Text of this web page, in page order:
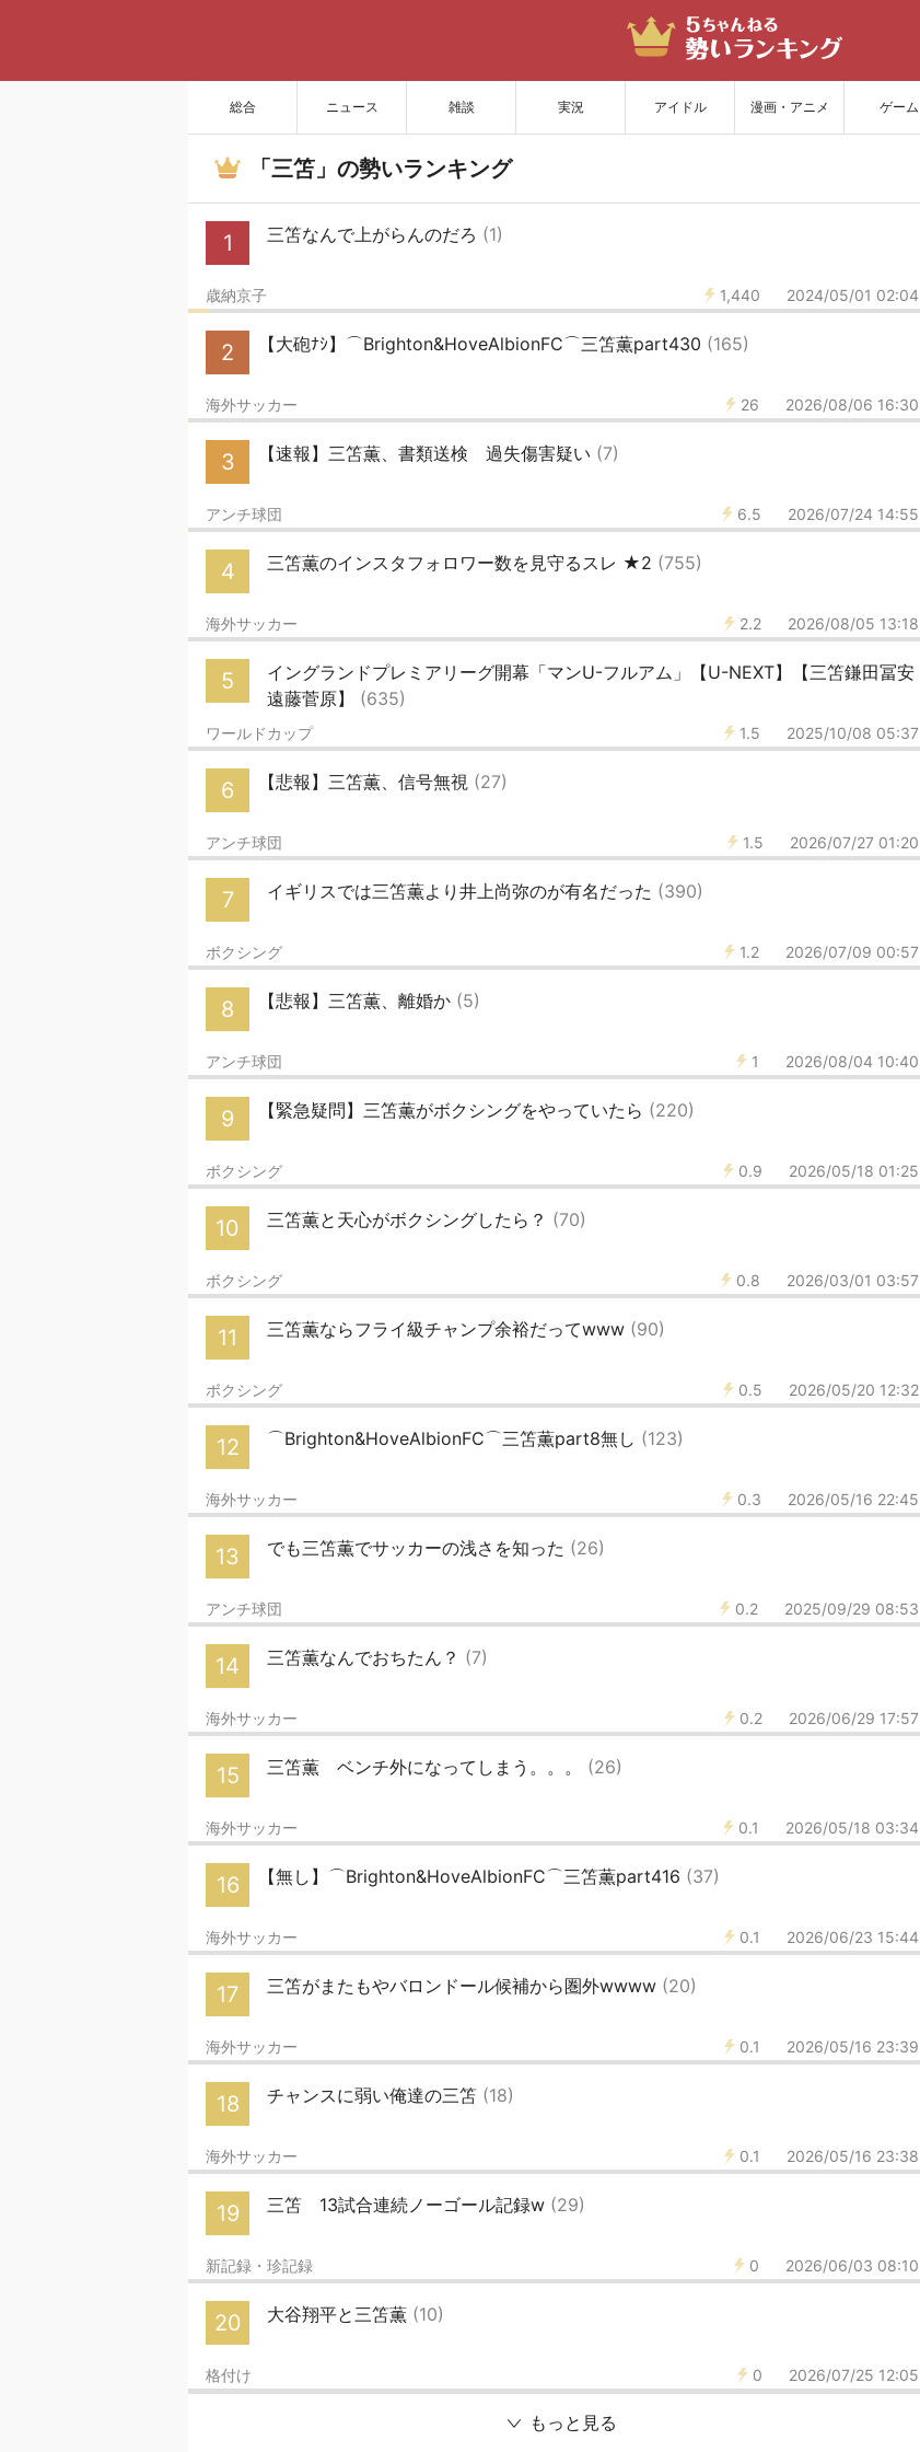
総合 ニュース 雑談 実況 アイドル 漫画・アニメ ゲーム
「三笘」の勢いランキング
1 三笘なんで上がらんのだろ (1)
1,440 2024/05/01 02:04
歳納京子
2 【大砲ﾅｼ】⌒Brighton&HoveAlbionFC⌒三笘薫part430 (165)
26 2026/08/06 16:30
海外サッカー
3 【速報】三笘薫、書類送検 過失傷害疑い (7)
6.5 2026/07/24 14:55
アンチ球団
4 三笘薫のインスタフォロワー数を見守るスレ ★2 (755)
2.2 2026/08/05 13:18
海外サッカー
5
イングランドプレミアリーグ開幕「マンU-フルアム」【U-NEXT】【三笘鎌田冨安
遠藤菅原】 (635)
1.5 2025/10/08 05:37
ワールドカップ
6 【悲報】三笘薫、信号無視 (27)
1.5 2026/07/27 01:20
アンチ球団
7 イギリスでは三笘薫より井上尚弥のが有名だった (390)
1.2 2026/07/09 00:57
ボクシング
8 【悲報】三笘薫、離婚か (5)
1 2026/08/04 10:40
アンチ球団
9 【緊急疑問】三笘薫がボクシングをやっていたら (220)
0.9 2026/05/18 01:25
ボクシング
10 三笘薫と天心がボクシングしたら？ (70)
0.8 2026/03/01 03:57
ボクシング
11 三笘薫ならフライ級チャンプ余裕だってwww (90)
0.5 2026/05/20 12:32
ボクシング
12 ⌒Brighton&HoveAlbionFC⌒三笘薫part8無し (123)
0.3 2026/05/16 22:45
海外サッカー
13 でも三笘薫でサッカーの浅さを知った (26)
0.2 2025/09/29 08:53
アンチ球団
14 三笘薫なんでおちたん？ (7)
0.2 2026/06/29 17:57
海外サッカー
15 三笘薫 ベンチ外になってしまう。。。 (26)
0.1 2026/05/18 03:34
海外サッカー
16 【無し】⌒Brighton&HoveAlbionFC⌒三笘薫part416 (37)
0.1 2026/06/23 15:44
海外サッカー
17 三笘がまたもやバロンドール候補から圏外wwww (20)
0.1 2026/05/16 23:39
海外サッカー
18 チャンスに弱い俺達の三笘 (18)
0.1 2026/05/16 23:38
海外サッカー
19 三笘 13試合連続ノーゴール記録w (29)
0 2026/06/03 08:10
新記録・珍記録
20 大谷翔平と三笘薫 (10)
0 2026/07/25 12:05
格付け
もっと見る